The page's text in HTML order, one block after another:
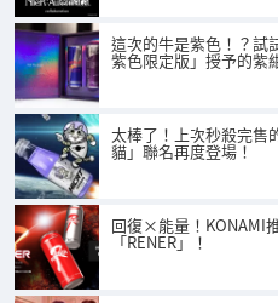
這次的牛是紫色！？試
紫色限定版」授予的紫
太棒了！上次秒殺完售
貓」聯名再度登場！
回復×能量！KONAMI
「RENER」！